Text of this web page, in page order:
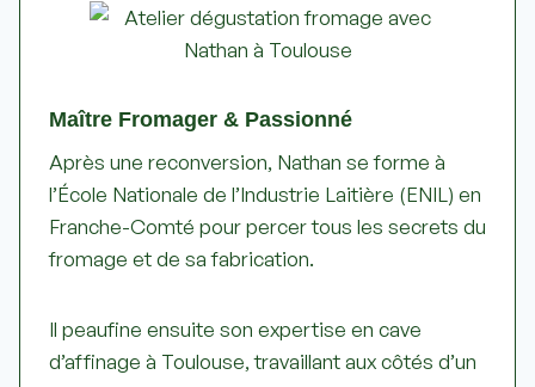
Maître Fromager & Passionné
Après une reconversion, Nathan se forme à
l’École Nationale de l’Industrie Laitière (ENIL) en
Franche-Comté pour percer tous les secrets du
fromage et de sa fabrication.
Il peaufine ensuite son expertise en cave
d’affinage à Toulouse, travaillant aux côtés d’un